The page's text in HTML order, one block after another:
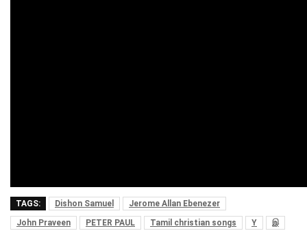
TAGS: Dishon Samuel
Jerome Allan Ebenezer
John Praveen
PETER PAUL Tamil christian songs Y இ